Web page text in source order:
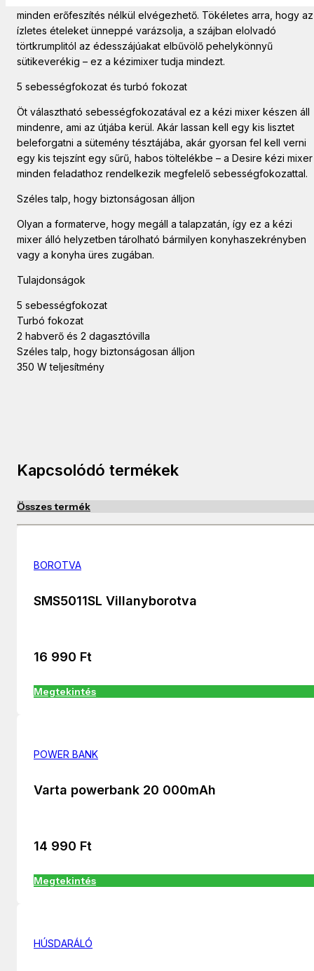
minden erőfeszítés nélkül elvégezhető. Tökéletes arra, hogy az
ízletes ételeket ünneppé varázsolja, a szájban elolvadó
törtkrumplitól az édesszájúakat elbűvölő pehelykönnyű
sütikeverékig – ez a kézimixer tudja mindezt.
5 sebességfokozat és turbó fokozat
Öt választható sebességfokozatával ez a kézi mixer készen áll
mindenre, ami az útjába kerül. Akár lassan kell egy kis lisztet
beleforgatni a sütemény tésztájába, akár gyorsan fel kell verni
egy kis tejszínt egy sűrű, habos töltelékbe – a Desire kézi mixer
minden feladathoz rendelkezik megfelelő sebességfokozattal.
Széles talp, hogy biztonságosan álljon
Olyan a formaterve, hogy megáll a talapzatán, így ez a kézi
mixer álló helyzetben tárolható bármilyen konyhaszekrényben
vagy a konyha üres zugában.
Tulajdonságok
5 sebességfokozat
Turbó fokozat
2 habverő és 2 dagasztóvilla
Széles talp, hogy biztonságosan álljon
350 W teljesítmény
Kapcsolódó termékek
Összes termék
BOROTVA
SMS5011SL Villanyborotva
16 990 Ft
Megtekintés
POWER BANK
Varta powerbank 20 000mAh
14 990 Ft
Megtekintés
HÚSDARÁLÓ